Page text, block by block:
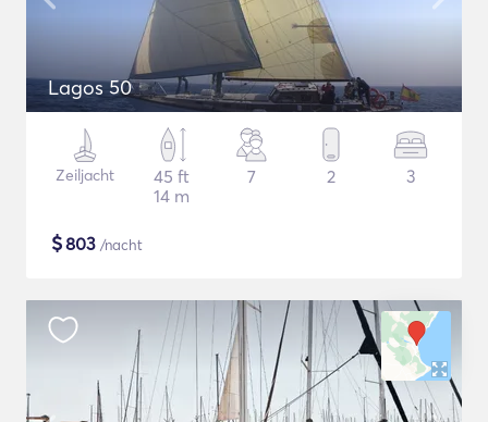
Lagos 50
Zeiljacht
45 ft
14 m
7 2 3
$803 /nacht